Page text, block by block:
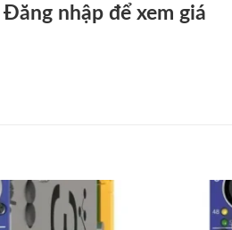
Đăng nhập để xem giá